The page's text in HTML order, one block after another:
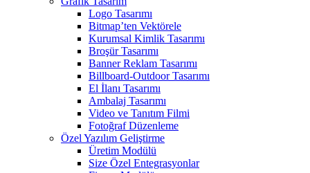
Logo Tasarımı
Bitmap’ten Vektörele
Kurumsal Kimlik Tasarımı
Broşür Tasarımı
Banner Reklam Tasarımı
Billboard-Outdoor Tasarımı
El İlanı Tasarımı
Ambalaj Tasarımı
Video ve Tanıtım Filmi
Fotoğraf Düzenleme
Özel Yazılım Geliştirme
Üretim Modülü
Size Özel Entegrasyonlar